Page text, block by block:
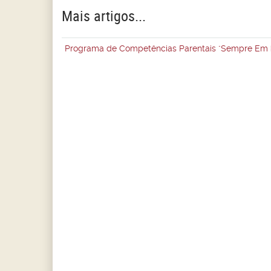
Mais artigos...
Programa de Competências Parentais "Sempre Em